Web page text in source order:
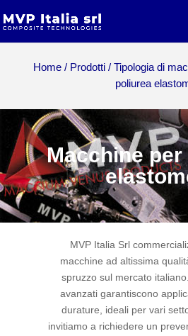
Home/ Prodotti/ Tipologia di
poliurea
Macchine
MVP Italia Srl
macchine ad altissima
spruzzo sul mercato
avanzati garantiscono
durature, ideali per vari
invitiamo a richiedere un